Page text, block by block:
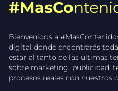
#MasCo
Bienvenidos a
digital donde encontrarás
estar al tanto de las últimas
sobre marketing, publicidad,
procesos reales con nuestros